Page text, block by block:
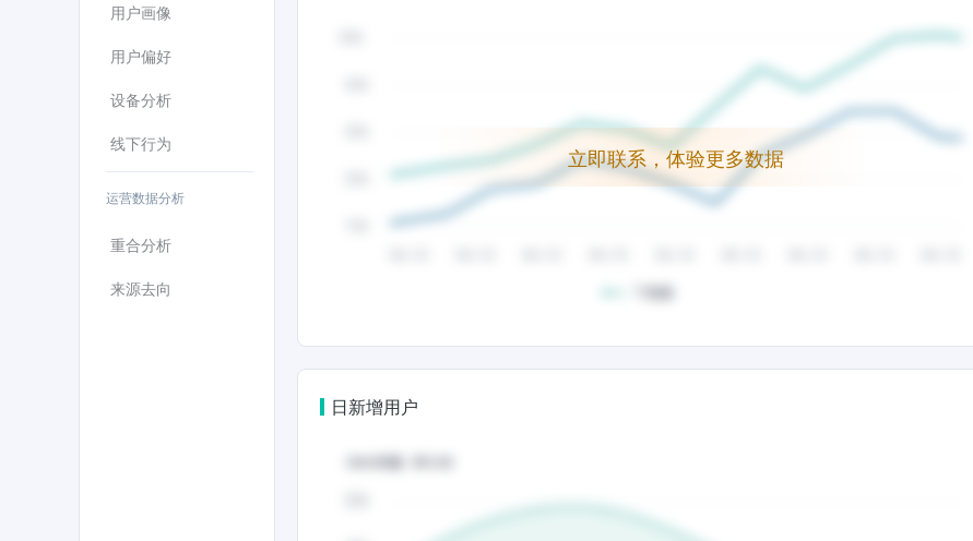
用户画像
用户偏好
设备分析
线下行为
运营数据分析
重合分析
来源去向
立即联系，体验更多数据
日新增用户